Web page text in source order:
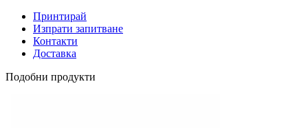
Принтирай
Изпрати запитване
Контакти
Доставка
Подобни продукти